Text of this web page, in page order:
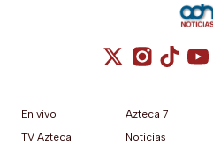
Cuenta de X
Cuenta
En vivo
TV Azteca
Azteca 7
Noticias